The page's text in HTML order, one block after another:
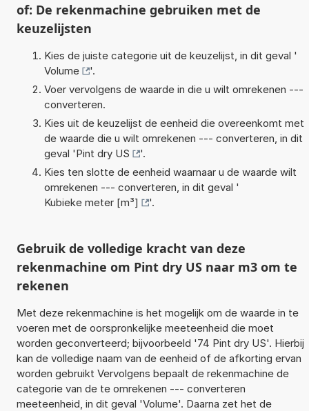
of: De rekenmachine gebruiken met de
keuzelijsten
Kies de juiste categorie uit de keuzelijst, in dit geval '
Volume
'.
Voer vervolgens de waarde in die u wilt omrekenen ---
converteren.
Kies uit de keuzelijst de eenheid die overeenkomt met
de waarde die u wilt omrekenen --- converteren, in dit
geval 'Pint dry US
'.
Kies ten slotte de eenheid waarnaar u de waarde wilt
omrekenen --- converteren, in dit geval '
Kubieke meter [m³]
'.
Gebruik de volledige kracht van deze
rekenmachine om Pint dry US naar m3 om te
rekenen
Met deze rekenmachine is het mogelijk om de waarde in te
voeren met de oorspronkelijke meeteenheid die moet
worden geconverteerd; bijvoorbeeld '74 Pint dry US'. Hierbij
kan de volledige naam van de eenheid of de afkorting ervan
worden gebruikt Vervolgens bepaalt de rekenmachine de
categorie van de te omrekenen --- converteren
meeteenheid, in dit geval 'Volume'. Daarna zet het de